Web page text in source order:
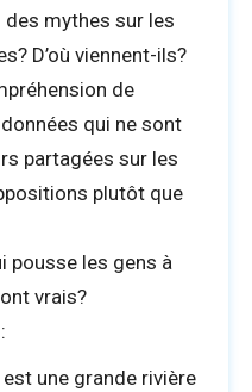
mythes sur les
D’où viennent-ils?
de
qui ne sont
partagées sur les
plutôt que
pousse les gens à
vrais?
une grande rivière